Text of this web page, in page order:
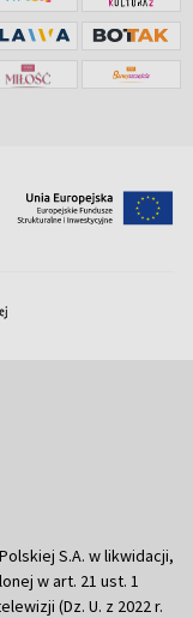
S.A. w likwidacji,
w art. 21 ust. 1
(Dz. U. z 2022 r.